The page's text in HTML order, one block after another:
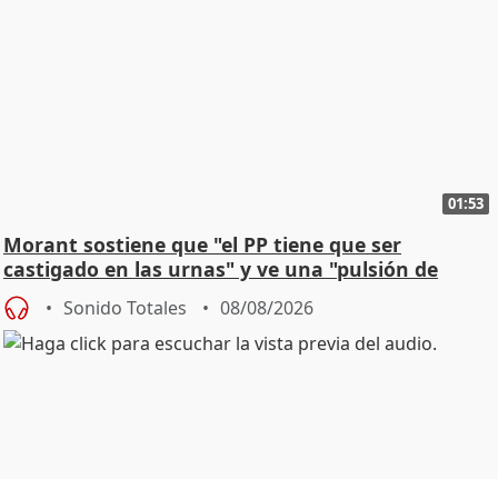
01:53
Morant sostiene que "el PP tiene que ser
castigado en las urnas" y ve una "pulsión de
cambio"
Sonido Totales 08/08/2026